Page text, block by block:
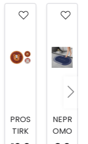
PROS
TIRK
NEPR
OMO